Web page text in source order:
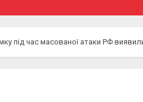
під час масованої атаки РФ виявили